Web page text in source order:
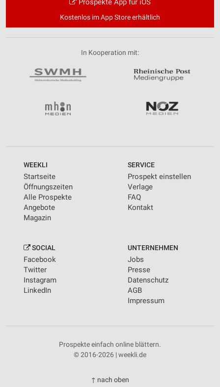
Prospekte App für iOS
Kostenlos im App Store erhältlich
In Kooperation mit:
WEEKLI
Startseite
Öffnungszeiten
Alle Prospekte
Angebote
Magazin
SERVICE
Prospekt einstellen
Verlage
FAQ
Kontakt
SOCIAL
Facebook
Twitter
Instagram
LinkedIn
UNTERNEHMEN
Jobs
Presse
Datenschutz
AGB
Impressum
Prospekte einfach online blättern.
© 2016-2026 | weekli.de
↑ nach oben